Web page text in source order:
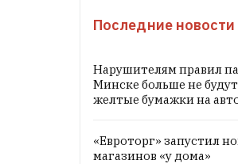
Последние новости
Нарушителям правил
Минске больше не
желтые бумажки на
«Евроторг» запустил
магазинов «у дома»